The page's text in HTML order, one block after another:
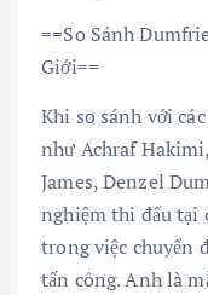
==So Sánh
Giới==
Khi so sánh với
như Achraf
James, Denzel
nghiệm thi đấu tại
trong việc chuyển
tấn công. Anh là